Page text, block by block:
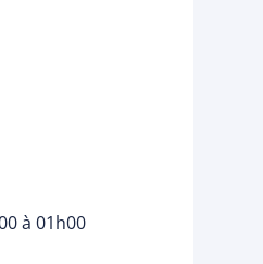
à 01h00